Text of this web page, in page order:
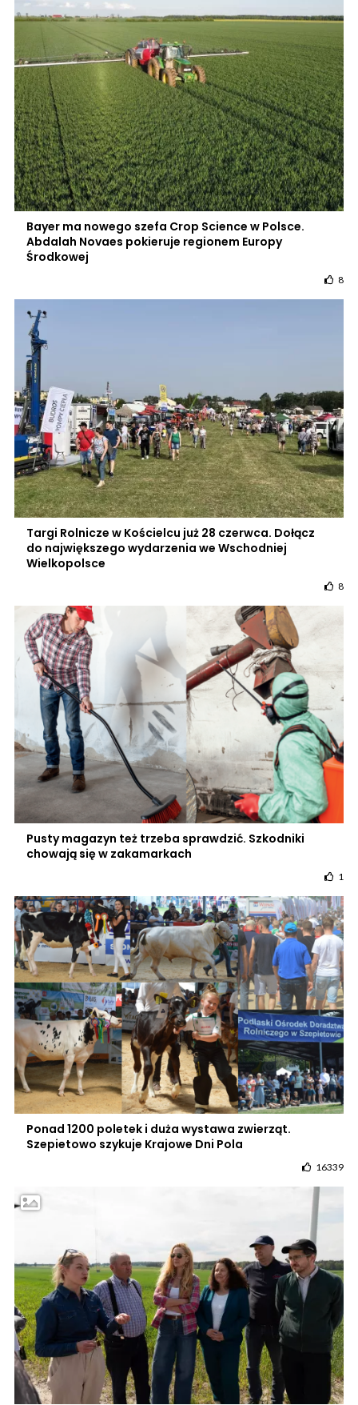
Bayer ma nowego szefa Crop Science w Polsce.
Abdalah Novaes pokieruje regionem Europy
Środkowej
8
Targi Rolnicze w Kościelcu już 28 czerwca. Dołącz
do największego wydarzenia we Wschodniej
Wielkopolsce
8
Pusty magazyn też trzeba sprawdzić. Szkodniki
chowają się w zakamarkach
1
Ponad 1200 poletek i duża wystawa zwierząt.
Szepietowo szykuje Krajowe Dni Pola
16339